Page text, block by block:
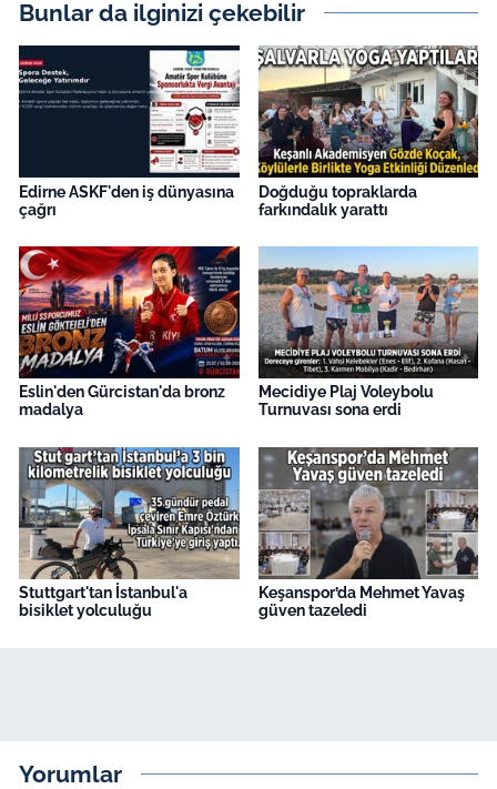
Bunlar da ilginizi çekebilir
Edirne ASKF'den iş dünyasına
çağrı
Doğduğu topraklarda
farkındalık yarattı
Eslin'den Gürcistan'da bronz
madalya
Mecidiye Plaj Voleybolu
Turnuvası sona erdi
Stuttgart'tan İstanbul'a
bisiklet yolculuğu
Keşanspor’da Mehmet Yavaş
güven tazeledi
Yorumlar